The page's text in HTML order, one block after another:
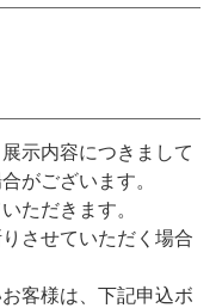
示内容につきまして
がございます。
ただきます。
させていただく場合
客様は、下記申込ボ